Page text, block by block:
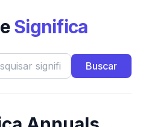
Significa
Buscar